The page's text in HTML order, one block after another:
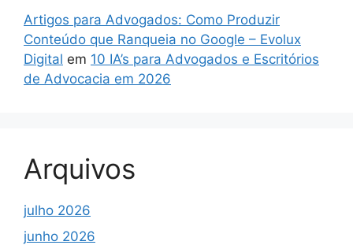
Artigos para Advogados: Como Produzir
Conteúdo que Ranqueia no Google – Evolux
Digital em 10 IA’s para Advogados e Escritórios
de Advocacia em 2026
Arquivos
julho 2026
junho 2026